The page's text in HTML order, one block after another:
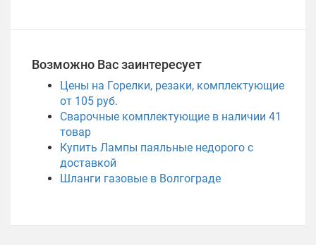
Возможно Вас заинтересует
Цены на Горелки, резаки, комплектующие
от 105 руб.
Сварочные комплектующие в наличии 41
товар
Купить Лампы паяльные недорого с
доставкой
Шланги газовые в Волгограде